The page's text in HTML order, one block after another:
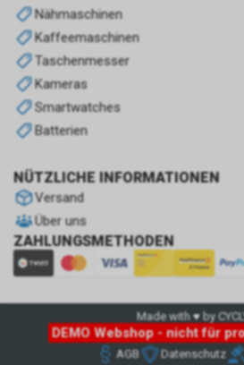
Nähmaschinen
Kaffeemaschinen
Taschenmesser
Kameras
Smartwatches
Batterien
NÜTZLICHE INFORMATIONEN
Versand
Über uns
ZAHLUNGSMETHODEN
Made with ♥ by
DEMO Webshop - nicht für
AGB Datenschutz